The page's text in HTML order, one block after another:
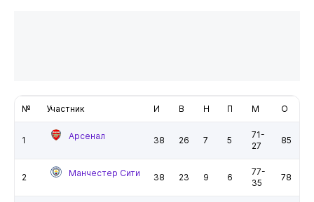
№ Участник И В Н П М О
1 Арсенал 38 26 7 5
71-
27
85
2 Манчестер Сити 38 23 9 6
77-
35
78